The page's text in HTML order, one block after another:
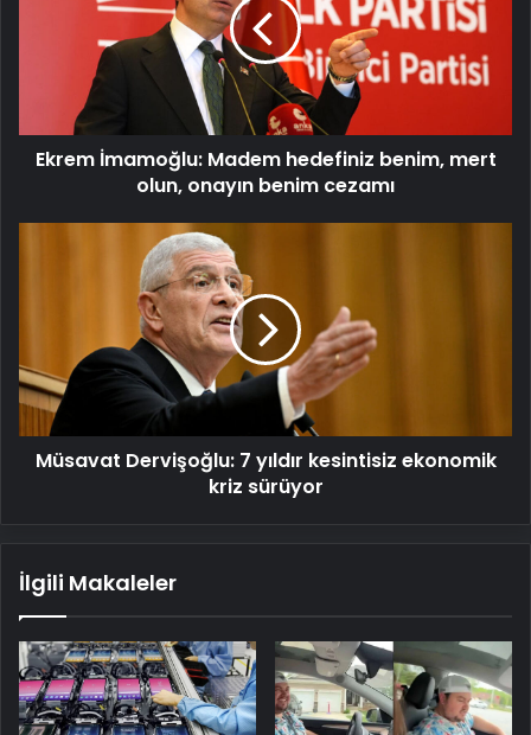
benim
cezamı
Ekrem İmamoğlu: Madem hedefiniz benim, mert
olun, onayın benim cezamı
ekonomik
kriz
sürüyor
Müsavat Dervişoğlu: 7 yıldır kesintisiz ekonomik
kriz sürüyor
İlgili Makaleler